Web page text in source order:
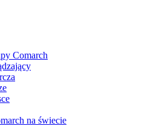
Comarch
na świecie